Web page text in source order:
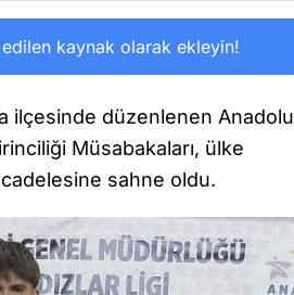
kaynak olarak ekleyin!
ilçesinde düzenlenen Anadolu
Müsabakaları, ülke
sahne oldu.